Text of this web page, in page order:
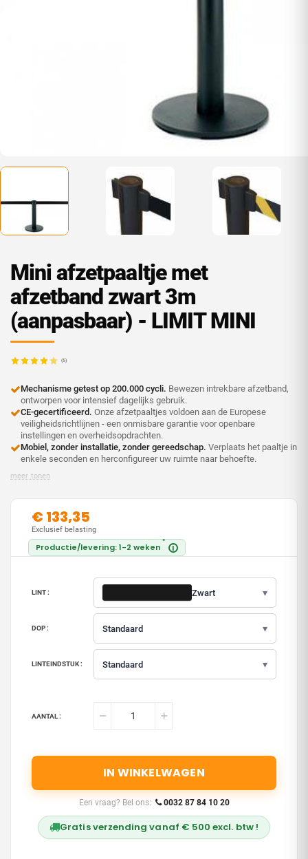
Mini afzetpaaltje met
afzetband zwart 3m
(aanpasbaar) - LIMIT MINI
(5)
Mechanisme getest op 200.000 cycli. Bewezen intrekbare afzetband,
ontworpen voor intensief dagelijks gebruik.
CE-gecertificeerd. Onze afzetpaaltjes voldoen aan de Europese
veiligheidsrichtlijnen - een onmisbare garantie voor openbare
instellingen en overheidsopdrachten.
Mobiel, zonder installatie, zonder gereedschap. Verplaats het paaltje in
enkele seconden en herconfigureer uw ruimte naar behoefte.
meer tonen
€ 133,35
Productie/levering: 1-2 weken *
i
Exclusief belasting
LINT : Zwart ▾
DOP : Standaard ▾
LINTEINDSTUK : Standaard ▾
AANTAL :
IN WINKELWAGEN
Een vraag? Bel ons: 0032 87 84 10 20
Gratis verzending vanaf € 500 excl. btw !